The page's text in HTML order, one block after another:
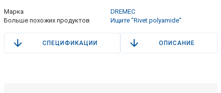
Марка
DREMEC
Больше похожих продуктов
Ищите "Rivet polyamide"
СПЕЦИФИКАЦИИ ОПИСАНИЕ